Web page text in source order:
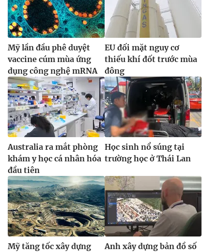
Mỹ lần đầu phê duyệt
vaccine cúm mùa ứng
dụng công nghệ mRNA
EU đối mặt nguy cơ
thiếu khí đốt trước mùa
đông
Australia ra mắt phòng
khám y học cá nhân hóa
đầu tiên
Học sinh nổ súng tại
trường học ở Thái Lan
Mỹ tăng tốc xây dựng
Anh xây dựng bản đồ số